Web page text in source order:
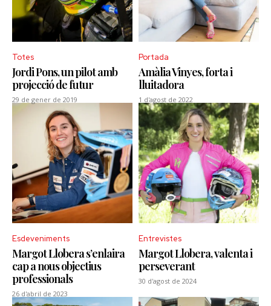
Totes
Jordi Pons, un pilot amb
projecció de futur
29 de gener de 2019
Portada
Amàlia Vinyes, forta i
lluitadora
1 d'agost de 2022
Esdeveniments
Margot Llobera s’enlaira
cap a nous objectius
professionals
26 d'abril de 2023
Entrevistes
Margot Llobera, valenta i
perseverant
30 d'agost de 2024